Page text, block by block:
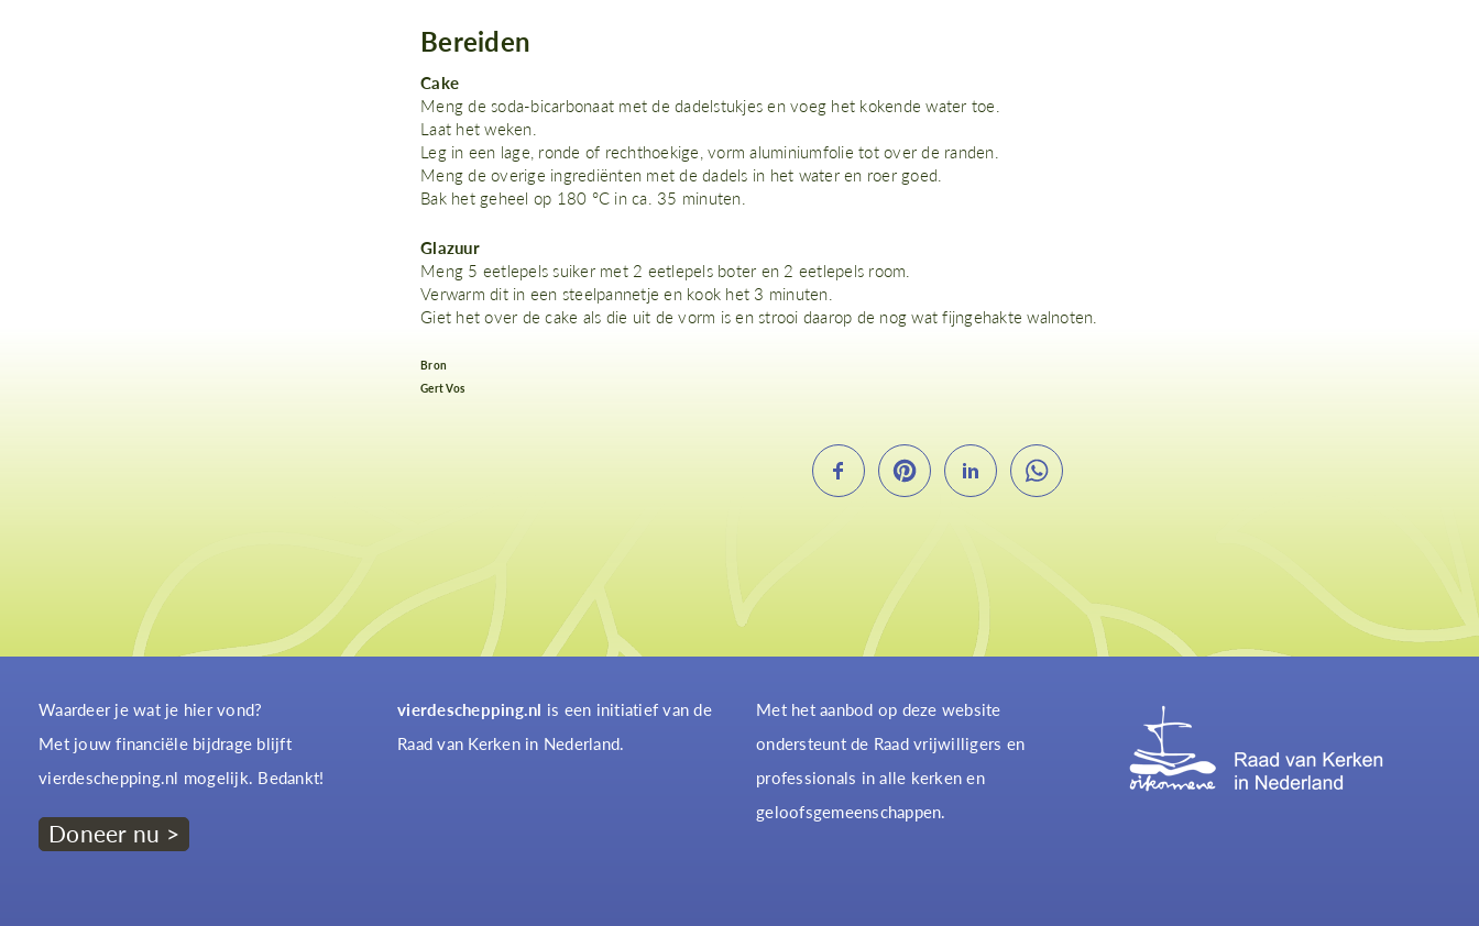
Bereiden
Cake
Meng de soda-bicarbonaat met de dadelstukjes en voeg het kokende water toe.
Laat het weken.
Leg in een lage, ronde of rechthoekige, vorm aluminiumfolie tot over de randen.
Meng de overige ingrediënten met de dadels in het water en roer goed.
Bak het geheel op 180 °C in ca. 35 minuten.
Glazuur
Meng 5 eetlepels suiker met 2 eetlepels boter en 2 eetlepels room.
Verwarm dit in een steelpannetje en kook het 3 minuten.
Giet het over de cake als die uit de vorm is en strooi daarop de nog wat fijngehakte walnoten.
Bron
Gert Vos
Waardeer je wat je hier vond?
Met jouw financiële bijdrage blijft
vierdeschepping.nl mogelijk. Bedankt!
Doneer nu >
vierdeschepping.nl is een initiatief van de
Raad van Kerken in Nederland.
Met het aanbod op deze website
ondersteunt de Raad vrijwilligers en
professionals in alle kerken en
geloofsgemeenschappen.